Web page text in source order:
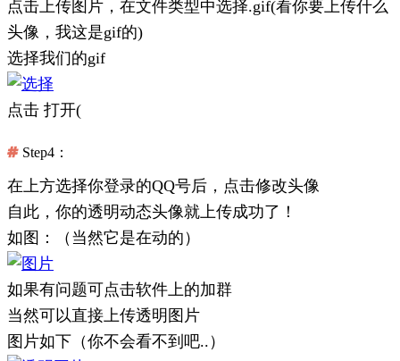
点击上传图片，在文件类型中选择.gif(看你要上传什么
头像，我这是gif的)
选择我们的gif
点击 打开(
Step4：
在上方选择你登录的QQ号后，点击修改头像
自此，你的透明动态头像就上传成功了！
如图：（当然它是在动的）
如果有问题可点击软件上的加群
当然可以直接上传透明图片
图片如下（你不会看不到吧..）